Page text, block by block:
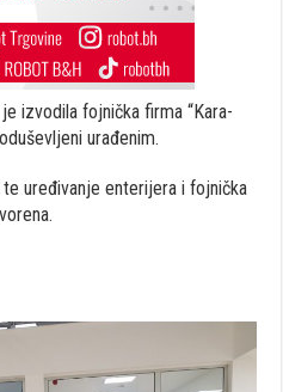
izvodila fojnička firma “Kara-
urađenim.
uređivanje enterijera i fojnička